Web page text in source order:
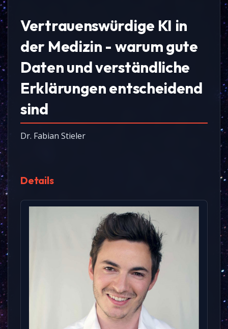
Vertrauenswürdige KI in
der Medizin - warum gute
Daten und verständliche
Erklärungen entscheidend
sind
Dr. Fabian Stieler
Details